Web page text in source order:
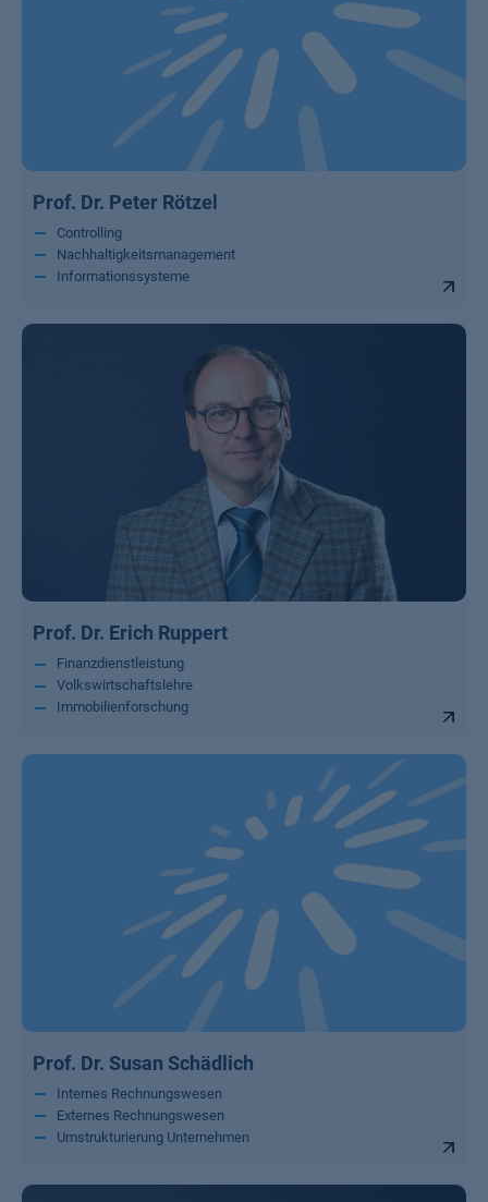
Prof. Dr. Peter Rötzel
Controlling
Nachhaltigkeitsmanagement
Informationssysteme
Prof. Dr. Erich Ruppert
Finanzdienstleistung
Volkswirtschaftslehre
Immobilienforschung
Prof. Dr. Susan Schädlich
Internes Rechnungswesen
Externes Rechnungswesen
Umstrukturierung Unternehmen